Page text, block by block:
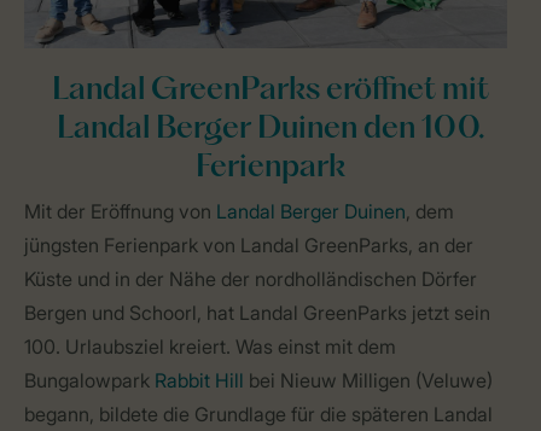
Landal GreenParks eröffnet mit
Landal Berger Duinen den 100.
Ferienpark
Mit der Eröffnung von Landal Berger Duinen, dem
jüngsten Ferienpark von Landal GreenParks, an der
Küste und in der Nähe der nordholländischen Dörfer
Bergen und Schoorl, hat Landal GreenParks jetzt sein
100. Urlaubsziel kreiert. Was einst mit dem
Bungalowpark Rabbit Hill bei Nieuw Milligen (Veluwe)
begann, bildete die Grundlage für die späteren Landal